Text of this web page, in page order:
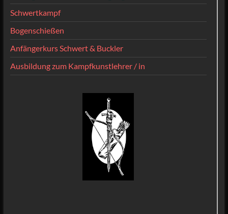
Schwertkampf
Bogenschießen
Anfängerkurs Schwert & Buckler
Ausbildung zum Kampfkunstlehrer / in